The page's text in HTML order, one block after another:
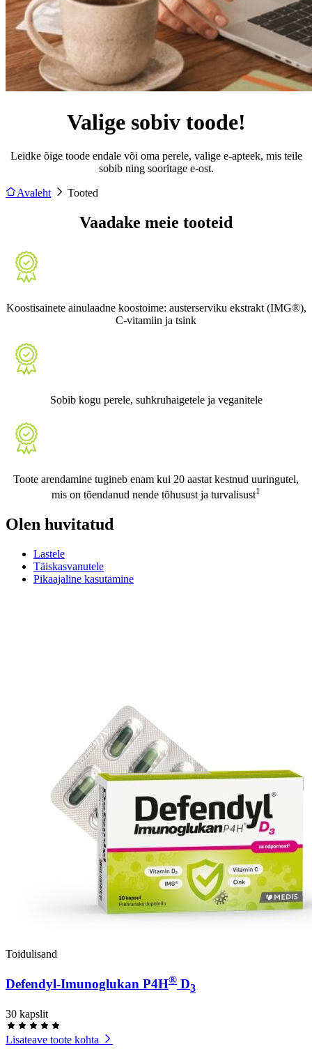
Valige sobiv toode!
Leidke õige toode endale või oma perele, valige e-apteek, mis teile
sobib ning sooritage e-ost.
Avaleht Tooted
Vaadake meie tooteid
Koostisainete ainulaadne koostoime: austerserviku ekstrakt (IMG®),
C-vitamiin ja tsink
Sobib kogu perele, suhkruhaigetele ja veganitele
Toote arendamine tugineb enam kui 20 aastat kestnud uuringutel,
mis on tõendanud nende tõhusust ja turvalisust1
Olen huvitatud
Lastele
Täiskasvanutele
Pikaajaline kasutamine
Toidulisand
Defendyl-Imunoglukan P4H® D3
30 kapslit
Lisateave toote kohta